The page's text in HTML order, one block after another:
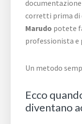
documentazione
corretti prima di
Marudo potete
professionista e
Un metodo
Ecco
diventano